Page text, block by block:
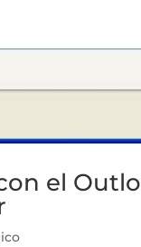
el